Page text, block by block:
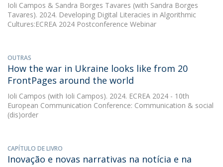
Ioli Campos & Sandra Borges Tavares (with Sandra Borges
Tavares). 2024. Developing Digital Literacies in Algorithmic
Cultures:ECREA 2024 Postconference Webinar
OUTRAS
How the war in Ukraine looks like from 20
FrontPages around the world
Ioli Campos (with Ioli Campos). 2024. ECREA 2024 - 10th
European Communication Conference: Communication & social
(dis)order
CAPÍTULO DE LIVRO
Inovação e novas narrativas na notícia e na